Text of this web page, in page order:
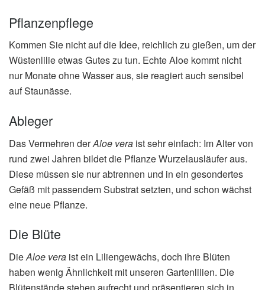
Pflanzenpflege
Kommen Sie nicht auf die Idee, reichlich zu gießen, um der
Wüstenlilie etwas Gutes zu tun. Echte Aloe kommt nicht
nur Monate ohne Wasser aus, sie reagiert auch sensibel
auf Staunässe.
Ableger
Das Vermehren derAloe vera ist sehr einfach: Im Alter von
rund zwei Jahren bildet die Pflanze Wurzelausläufer aus.
Diese müssen sie nur abtrennen und in ein gesondertes
Gefäß mit passendem Substrat setzten, und schon wächst
eine neue Pflanze.
Die Blüte
DieAloe vera ist ein Liliengewächs, doch ihre Blüten
haben wenig Ähnlichkeit mit unseren Gartenlilien. Die